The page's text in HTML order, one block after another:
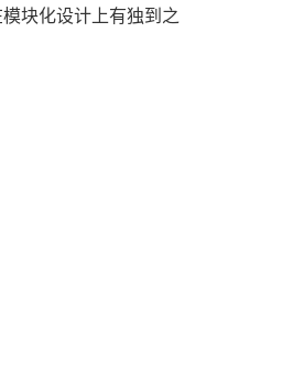
块化设计上有独到之